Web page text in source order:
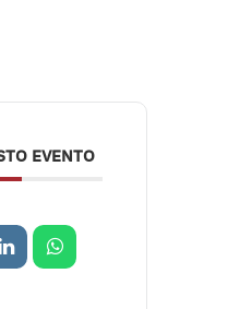
EVENTO